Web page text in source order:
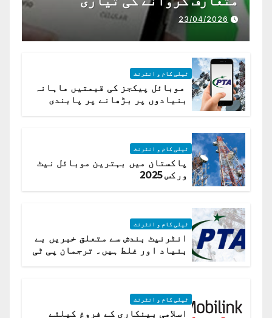
23/04/2026
ٹیلی کام و انٹرنٹ
موبائل پیکجز کی قیمتیں ماہانہ
بنیادوں پر بڑھانے پر پابندی
ٹیلی کام و انٹرنٹ
پاکستان میں بہترین موبائل نیٹ
ورکس 2025
ٹیلی کام و انٹرنٹ
انٹرنیٹ بندش سے متعلق خبریں بے
بنیاد اور غلط ہیں۔ ترجمان پی ٹی
ٹیلی کام و انٹرنٹ
اسلامی بینکاری کے فروغ کیلئے